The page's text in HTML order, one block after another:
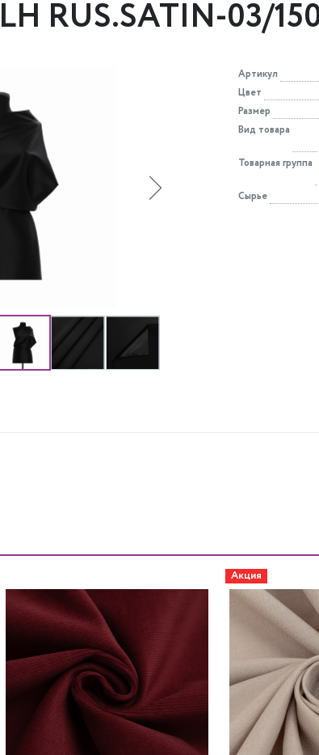
RUS.SATIN-03/
Артикул
Цвет
Размер
Вид товара
Товарная группа
Сырье
Акция